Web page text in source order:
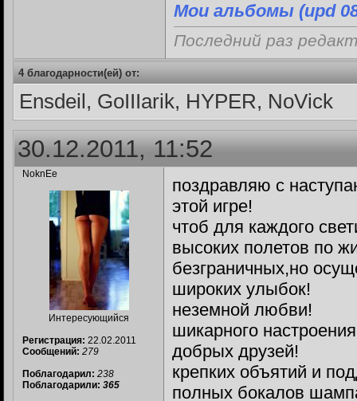
Мои альбомы (upd
Последний раз
4 благодарности(ей) от:
Ensdeil, GoIIIarik, HYPER, NoVick
30.12.2011, 11:52
NoknEe
Интересующийся
Регистрация: 22.02.2011
Сообщений: 279
Поблагодарил: 238
Поблагодарили: 365
поздравляю с
этой игре!
чтоб для каждого
высоких полетов по
безграничных,но
широких улыбок!
неземной любви!
шикарного
добрых друзей!
крепких объятий и
полных бокалов